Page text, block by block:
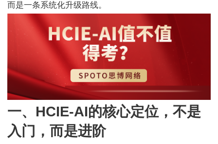
而是一条系统化升级路线。
一、HCIE-AI的核心定位，不是
入门，而是进阶